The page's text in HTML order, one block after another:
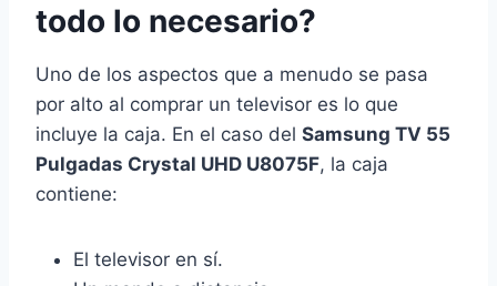
todo lo necesario?
Uno de los aspectos que a menudo se pasa
por alto al comprar un televisor es lo que
incluye la caja. En el caso del Samsung TV 55
Pulgadas Crystal UHD U8075F, la caja
contiene:
El televisor en sí.